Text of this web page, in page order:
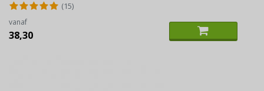
(15)
vanaf
38,30